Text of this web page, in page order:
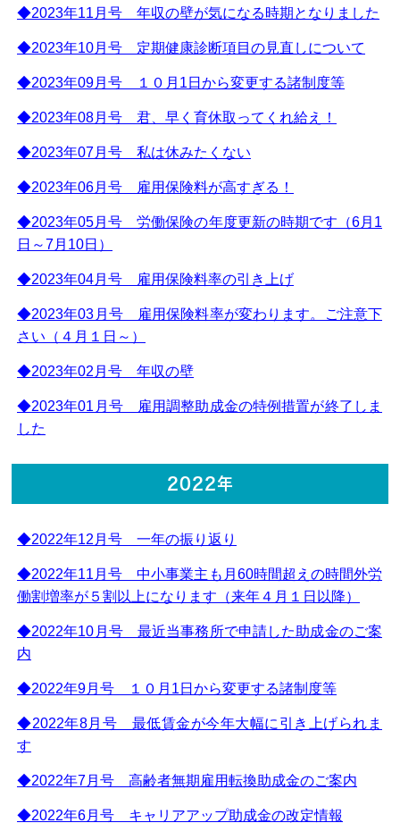
◆2023年11月号 年収の壁が気になる時期となりました
◆2023年10月号 定期健康診断項目の見直しについて
◆2023年09月号 １０月1日から変更する諸制度等
◆2023年08月号 君、早く育休取ってくれ給え！
◆2023年07月号 私は休みたくない
◆2023年06月号 雇用保険料が高すぎる！
◆2023年05月号 労働保険の年度更新の時期です（6月1
日～7月10日）
◆2023年04月号 雇用保険料率の引き上げ
◆2023年03月号 雇用保険料率が変わります。ご注意下
さい（４月１日～）
◆2023年02月号 年収の壁
◆2023年01月号 雇用調整助成金の特例措置が終了しま
した
2022年
◆2022年12月号 一年の振り返り
◆2022年11月号 中小事業主も月60時間超えの時間外労
働割増率が５割以上になります（来年４月１日以降）
◆2022年10月号 最近当事務所で申請した助成金のご案
内
◆2022年9月号 １０月1日から変更する諸制度等
◆2022年8月号 最低賃金が今年大幅に引き上げられま
す
◆2022年7月号 高齢者無期雇用転換助成金のご案内
◆2022年6月号 キャリアアップ助成金の改定情報